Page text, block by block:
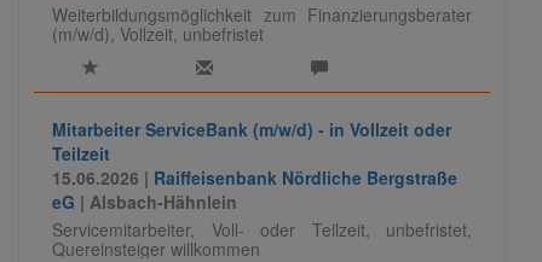
Weiterbildungsmöglichkeit zum Finanzierungsberater
(m/w/d), Vollzeit, unbefristet
Mitarbeiter ServiceBank (m/w/d) - in Vollzeit oder
Teilzeit
15.06.2026 | Raiffeisenbank Nördliche Bergstraße
eG | Alsbach-Hähnlein
Servicemitarbeiter, Voll- oder Teilzeit, unbefristet,
Quereinsteiger willkommen